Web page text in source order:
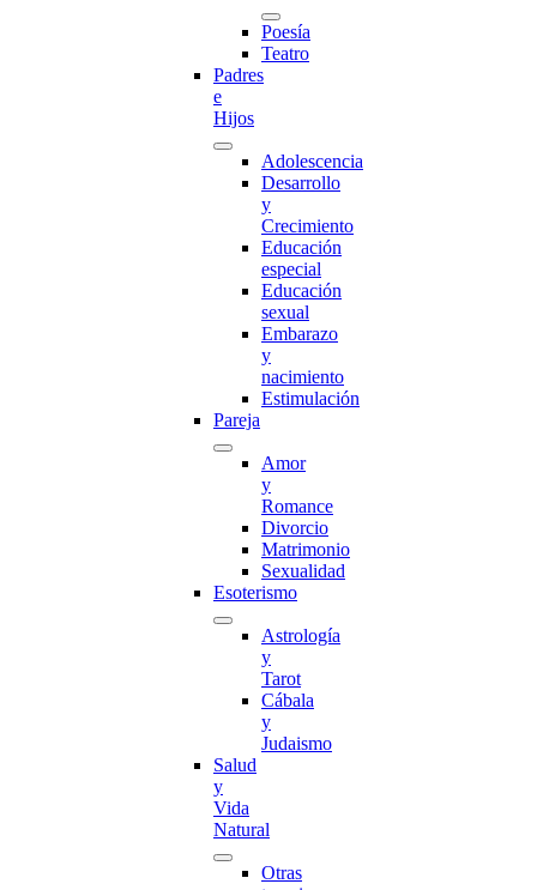
Poesía
Teatro
Padres
e
Hijos
Adolescencia
Desarrollo
y
Crecimiento
Educación
especial
Educación
sexual
Embarazo
y
nacimiento
Estimulación
Pareja
Amor
y
Romance
Divorcio
Matrimonio
Sexualidad
Esoterismo
Astrología
y
Tarot
Cábala
y
Judaismo
Salud
y
Vida
Natural
Otras